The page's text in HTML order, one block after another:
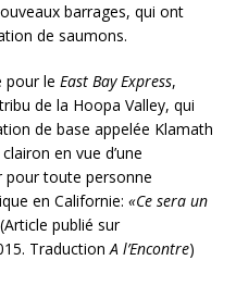
barrages, qui ont
de saumons.
pour le East Bay Express,
de la Hoopa Valley, qui
de base appelée Klamath
en vue d’une
toute personne
en Californie: «Ce sera un
(Article publié sur
TraductionA l’Encontre)